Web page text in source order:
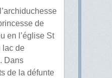
de
en l’église St
lac de
Dans
de la défunte